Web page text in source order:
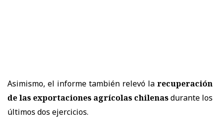
Asimismo, el informe también relevó la recuperación
de las exportaciones agrícolas chilenasdurante los
últimos dos ejercicios.